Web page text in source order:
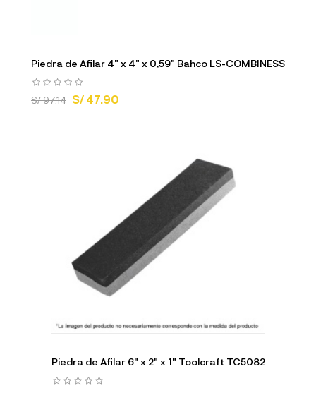
Piedra de Afilar 4" x 4" x 0,59" Bahco LS-COMBINESS
S/ 97.14 S/ 47.90
Piedra de Afilar 6" x 2" x 1" Toolcraft TC5082